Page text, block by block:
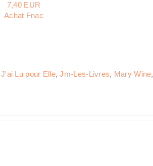
7,40 EUR
Achat Fnac
J'ai Lu pour Elle,Jm-Les-Livres, Mary Wine,